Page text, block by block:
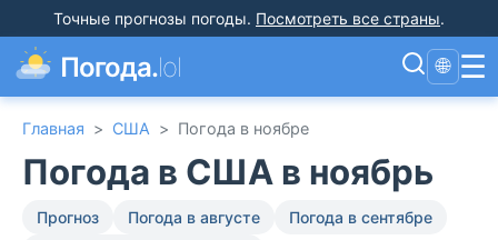
Точные прогнозы погоды. Посмотреть все страны.
Погода.lol 🌐 ☰
Главная > США > Погода в ноябре
Погода в США в ноябрь
Прогноз Погода в августе
Погода в сентябре